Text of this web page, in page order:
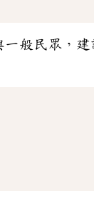
一般民眾，